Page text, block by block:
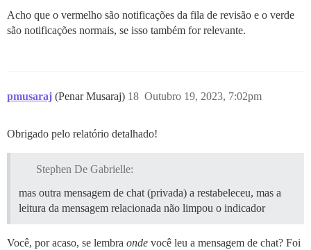
Acho que o vermelho são notificações da fila de revisão e o verde
são notificações normais, se isso também for relevante.
pmusaraj (Penar Musaraj) Outubro 19, 2023, 7:02pm
18
Obrigado pelo relatório detalhado!
Stephen De Gabrielle:
mas outra mensagem de chat (privada) a restabeleceu, mas a
leitura da mensagem relacionada não limpou o indicador
Você, por acaso, se lembra onde você leu a mensagem de chat? Foi